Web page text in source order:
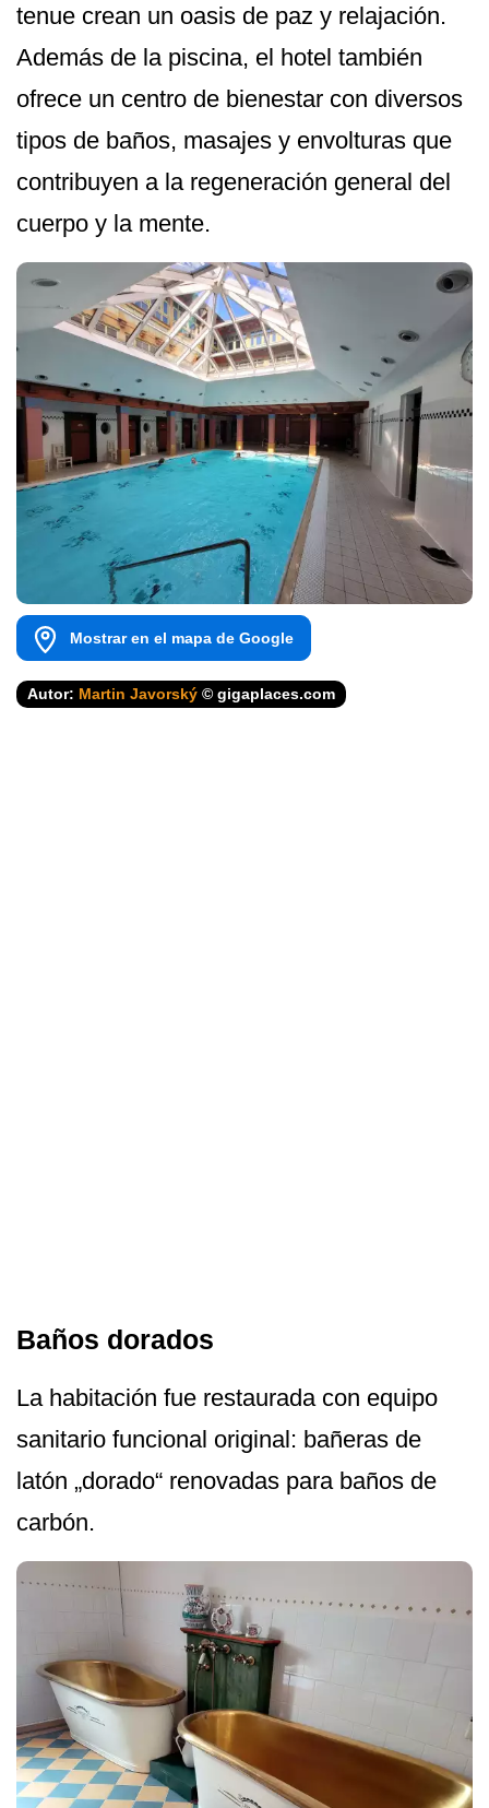
tenue crean un oasis de paz y relajación.
Además de la piscina, el hotel también
ofrece un centro de bienestar con diversos
tipos de baños, masajes y envolturas que
contribuyen a la regeneración general del
cuerpo y la mente.
Mostrar en el mapa de Google
Autor: Martin Javorský © gigaplaces.com
Baños dorados
La habitación fue restaurada con equipo
sanitario funcional original: bañeras de
latón „dorado“ renovadas para baños de
carbón.